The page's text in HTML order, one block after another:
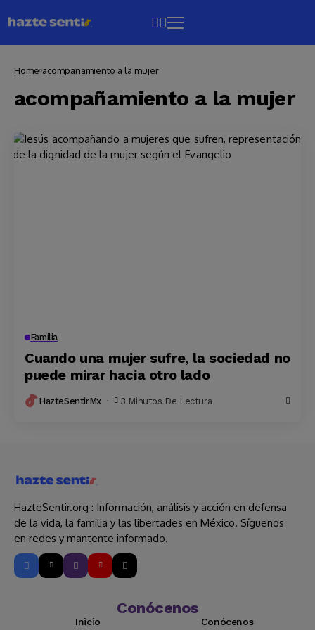
Home acompañamiento a la mujer
acompañamiento a la mujer
Familia
Cuando una mujer sufre, la sociedad no
puede mirar hacia otro lado
HazteSentirMx 3 Minutos De Lectura
HazteSentir.org : Información, análisis y acción en defensa
de la vida, la familia y las libertades en México. Síguenos
en redes y mantente informado.
Conócenos
Inicio
Conócenos